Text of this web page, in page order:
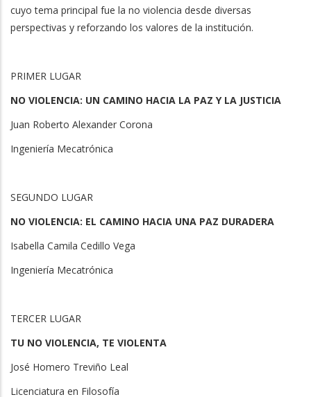
cuyo tema principal fue la no violencia desde diversas
perspectivas y reforzando los valores de la institución.
PRIMER LUGAR
NO VIOLENCIA: UN CAMINO HACIA LA PAZ Y LA JUSTICIA
Juan Roberto Alexander Corona
Ingeniería Mecatrónica
SEGUNDO LUGAR
NO VIOLENCIA: EL CAMINO HACIA UNA PAZ DURADERA
Isabella Camila Cedillo Vega
Ingeniería Mecatrónica
TERCER LUGAR
TU NO VIOLENCIA, TE VIOLENTA
José Homero Treviño Leal
Licenciatura en Filosofía